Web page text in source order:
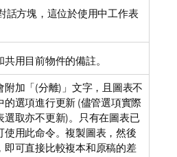
話方塊，這位於使用中工作表
共用目前物件的備註。
附加「(分離)」文字，且圖表不
的選項進行更新 (儘管選項實際
選取亦不更新)。只有在圖表已
使用此命令。複製圖表，然後
即可直接比較複本和原稿的差